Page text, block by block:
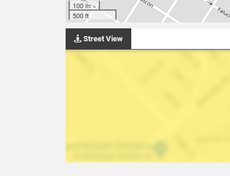
100 m
500 ft
Street View